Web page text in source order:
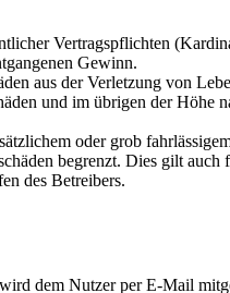
Vertragspflichten
Gewinn.
aus der Verletzung von
und im übrigen der Höhe
oder grob
begrenzt. Dies gilt
des Betreibers.
dem Nutzer per E-Mail